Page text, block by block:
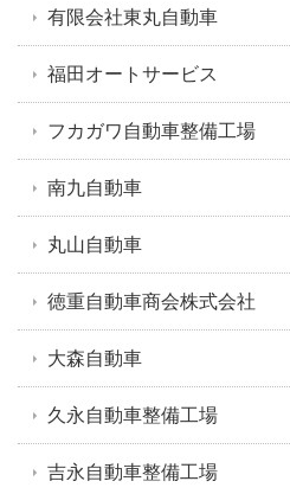
有限会社東丸自動車
福田オートサービス
フカガワ自動車整備工場
南九自動車
丸山自動車
徳重自動車商会株式会社
大森自動車
久永自動車整備工場
吉永自動車整備工場